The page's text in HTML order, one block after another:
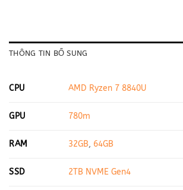
THÔNG TIN BỔ SUNG
CPU AMD Ryzen 7 8840U
GPU 780m
RAM 32GB, 64GB
SSD 2TB NVME Gen4